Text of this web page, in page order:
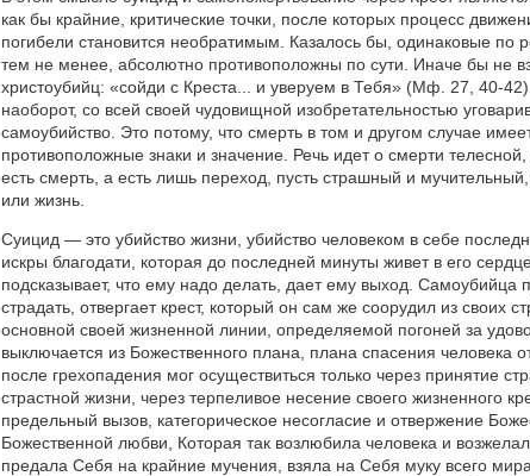
как бы крайние, критические точки, после которых процесс
погибели становится необратимым. Казалось бы, одинаковые по
тем не менее, абсолютно противоположны по сути. Иначе бы не
христоубийц: «сойди с Креста... и уверуем в Тебя» (Мф. 27, 40-
наоборот, со всей своей чудовищной изобретательностью
самоубийство. Это потому, что смерть в том и другом случае
противоположные знаки и значение. Речь идет о смерти
есть смерть, а есть лишь переход, пусть страшный и
или жизнь.
Суицид — это убийство жизни, убийство человеком в себе
искры благодати, которая до последней минуты живет в его сердце
подсказывает, что ему надо делать, дает ему выход. Самоубийца
страдать, отвергает крест, который он сам же соорудил из своих
основной своей жизненной линии, определяемой погоней за
выключается из Божественного плана, плана спасения человека
после грехопадения мог осуществиться только через принятие
страстной жизни, через терпеливое несение своего жизненного
предельный вызов, категорическое несогласие и отвержение
Божественной любви, Которая так возлюбила человека и
предала Себя на крайние мучения, взяла на Себя муку всего